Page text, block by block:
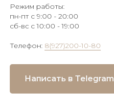
Режим работы:
пн-пт с 9:00 - 20:00
сб-вс с 10:00 - 19:00
Телефон: 8(927)200-10-80
Написать в Telegram